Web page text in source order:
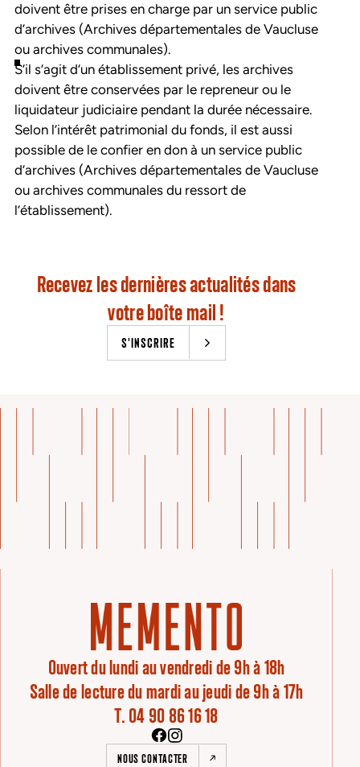
doivent être prises en charge par un service public
d’archives (Archives départementales de Vaucluse
ou archives communales).
S’il s’agit d’un établissement privé, les archives
doivent être conservées par le repreneur ou le
liquidateur judiciaire pendant la durée nécessaire.
Selon l’intérêt patrimonial du fonds, il est aussi
possible de le confier en don à un service public
d’archives (Archives départementales de Vaucluse
ou archives communales du ressort de
l’établissement).
Recevez les dernières actualités dans
votre boîte mail !
S'INSCRIRE
Ouvert du lundi au vendredi de 9h à 18h
Salle de lecture du mardi au jeudi de 9h à 17h
T. 04 90 86 16 18
NOUS CONTACTER